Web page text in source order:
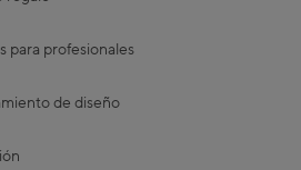
para profesionales
de diseño